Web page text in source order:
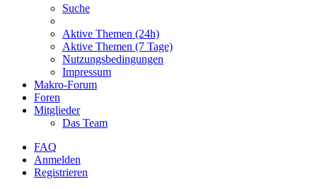
Suche
Aktive Themen (24h)
Aktive Themen (7 Tage)
Nutzungsbedingungen
Impressum
Makro-Forum
Foren
Mitglieder
Das Team
FAQ
Anmelden
Registrieren